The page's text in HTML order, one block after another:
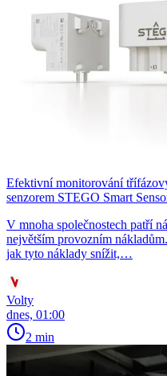
Efektivní monitorování
senzorem STEGO Smart
V mnoha společnostech patří
největším provozním
jak tyto náklady snížit,…
Volty
dnes, 01:00
2 min